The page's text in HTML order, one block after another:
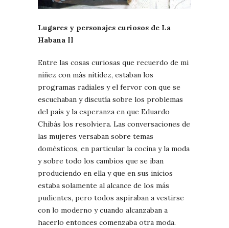
Lugares y personajes curiosos de La
Habana II
Entre las cosas curiosas que recuerdo de mi
niñez con más nitidez, estaban los
programas radiales y el fervor con que se
escuchaban y discutía sobre los problemas
del país y la esperanza en que Eduardo
Chibás los resolviera. Las conversaciones de
las mujeres versaban sobre temas
domésticos, en particular la cocina y la moda
y sobre todo los cambios que se iban
produciendo en ella y que en sus inicios
estaba solamente al alcance de los más
pudientes, pero todos aspiraban a vestirse
con lo moderno y cuando alcanzaban a
hacerlo entonces comenzaba otra moda.